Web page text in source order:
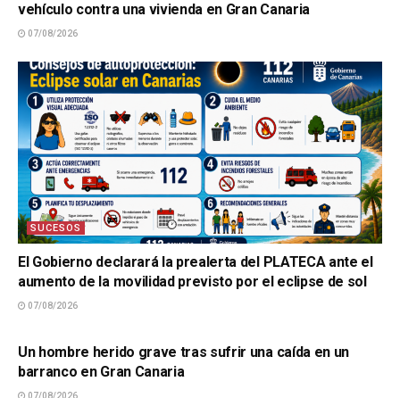
vehículo contra una vivienda en Gran Canaria
07/08/2026
SUCESOS
El Gobierno declarará la prealerta del PLATECA ante el
aumento de la movilidad previsto por el eclipse de sol
07/08/2026
Un hombre herido grave tras sufrir una caída en un
barranco en Gran Canaria
07/08/2026